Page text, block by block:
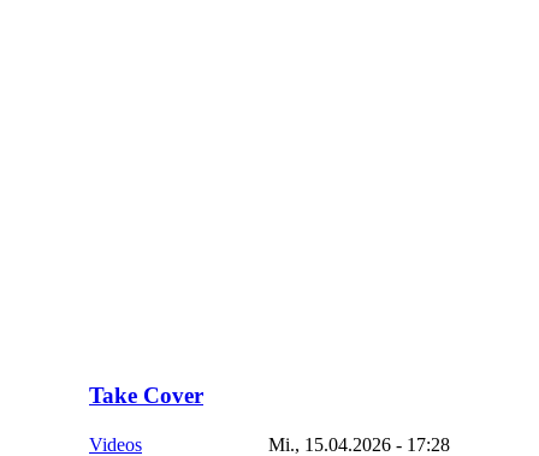
Take Cover
Videos Mi., 15.04.2026 - 17:28